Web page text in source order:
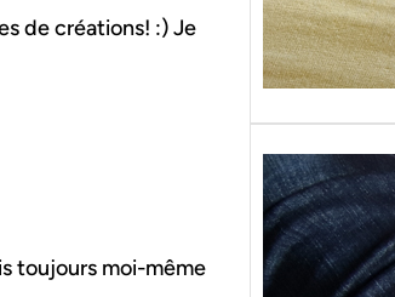
de créations! :) Je
toujours moi-même